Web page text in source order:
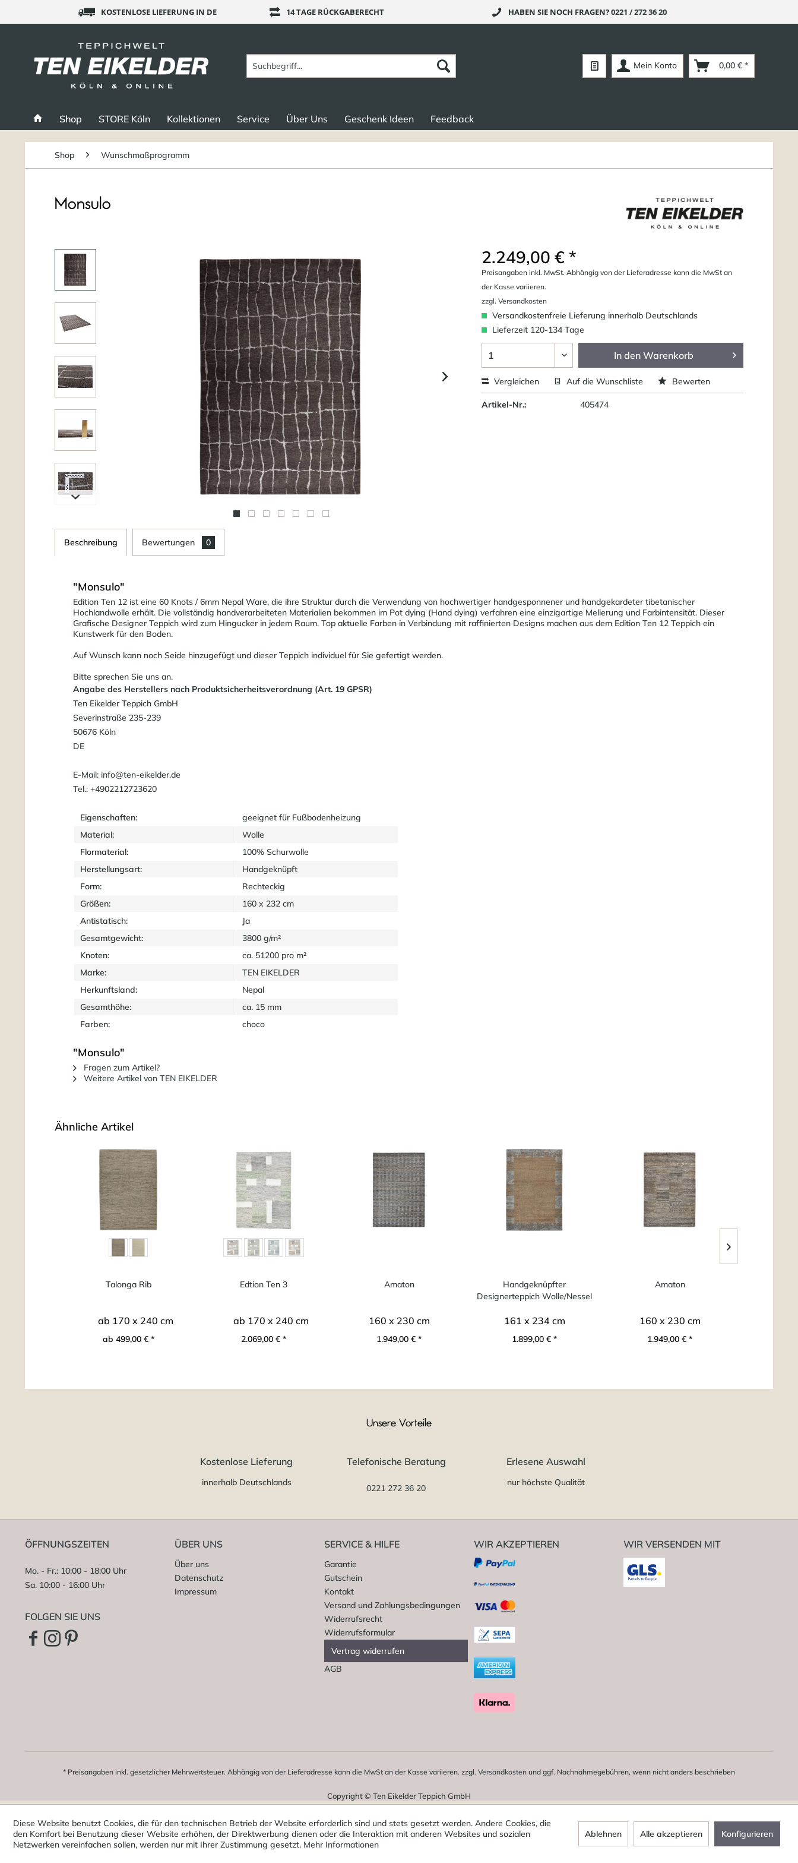
KOSTENLOSE LIEFERUNG IN DE 14 TAGE RÜCKGABERECHT HABEN SIE NOCH FRAGEN?0221 / 272 36 20
Mein Konto 0,00 € *
Shop STORE Köln Kollektionen Service Über Uns Geschenk Ideen Feedback
Shop Wunschmaßprogramm
Monsulo
2.249,00 € *
Preisangaben inkl. MwSt. Abhängig von der Lieferadresse kann die MwSt an
der Kasse variieren.
zzgl. Versandkosten
Versandkostenfreie Lieferung innerhalb Deutschlands
Lieferzeit 120-134 Tage
In den Warenkorb
Vergleichen Auf die Wunschliste Bewerten
Artikel-Nr.: 405474
Beschreibung Bewertungen 0
"Monsulo"
Edition Ten 12 ist eine 60 Knots / 6mm Nepal Ware, die ihre Struktur durch die Verwendung von hochwertiger handgesponnener und handgekardeter tibetanischer
Hochlandwolle erhält. Die vollständig handverarbeiteten Materialien bekommen im Pot dying (Hand dying) verfahren eine einzigartige Melierung und Farbintensität. Dieser
Grafische Designer Teppich wird zum Hingucker in jedem Raum. Top aktuelle Farben in Verbindung mit raffinierten Designs machen aus dem Edition Ten 12 Teppich ein
Kunstwerk für den Boden.
Auf Wunsch kann noch Seide hinzugefügt und dieser Teppich individuel für Sie gefertigt werden.
Bitte sprechen Sie uns an.
Angabe des Herstellers nach Produktsicherheitsverordnung (Art. 19 GPSR)
Ten Eikelder Teppich GmbH
Severinstraße 235-239
50676 Köln
DE
E-Mail: info@ten-eikelder.de
Tel.: +4902212723620
Eigenschaften:
geeignet für Fußbodenheizung
Material:
Wolle
Flormaterial:
100% Schurwolle
Herstellungsart:
Handgeknüpft
Form:
Rechteckig
Größen:
160 x 232 cm
Antistatisch:
Ja
Gesamtgewicht:
3800 g/m²
Knoten:
ca. 51200 pro m²
Marke:
TEN EIKELDER
Herkunftsland:
Nepal
Gesamthöhe:
ca. 15 mm
Farben:
choco
"Monsulo"
Fragen zum Artikel?
Weitere Artikel von TEN EIKELDER
Ähnliche Artikel
Talonga Rib
ab 170 x 240 cm
ab 499,00 € *
Edtion Ten 3
ab 170 x 240 cm
2.069,00 € *
Amaton
160 x 230 cm
1.949,00 € *
Handgeknüpfter
Designerteppich Wolle/Nessel
161 x 234 cm
1.899,00 € *
Amaton
160 x 230 cm
1.949,00 € *
Unsere Vorteile
Kostenlose Lieferung
innerhalb Deutschlands
Telefonische Beratung
0221 272 36 20
Erlesene Auswahl
nur höchste Qualität
ÖFFNUNGSZEITEN
Mo. - Fr.: 10:00 - 18:00 Uhr
Sa. 10:00 - 16:00 Uhr
FOLGEN SIE UNS
ÜBER UNS
Über uns
Datenschutz
Impressum
SERVICE & HILFE
Garantie
Gutschein
Kontakt
Versand und Zahlungsbedingungen
Widerrufsrecht
Widerrufsformular
Vertrag widerrufen
AGB
WIR AKZEPTIEREN WIR VERSENDEN MIT
* Preisangaben inkl. gesetzlicher Mehrwertsteuer. Abhängig von der Lieferadresse kann die MwSt an der Kasse variieren. zzgl. Versandkosten und ggf. Nachnahmegebühren, wenn nicht anders beschrieben
Copyright © Ten Eikelder Teppich GmbH
Diese Website benutzt Cookies, die für den technischen Betrieb der Website erforderlich sind und stets gesetzt werden. Andere Cookies, die
den Komfort bei Benutzung dieser Website erhöhen, der Direktwerbung dienen oder die Interaktion mit anderen Websites und sozialen
Netzwerken vereinfachen sollen, werden nur mit Ihrer Zustimmung gesetzt. Mehr Informationen
Ablehnen Alle akzeptieren Konfigurieren